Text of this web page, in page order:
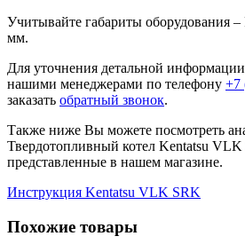
Учитывайте габариты оборудования
мм.
Для уточнения детальной информации
нашими менеджерами по телефону +7
заказать обратный звонок.
Также ниже Вы можете посмотреть
Твердотопливный котел Kentatsu
представленные в нашем магазине.
Инструкция Kentatsu VLK SRK
Похожие товары